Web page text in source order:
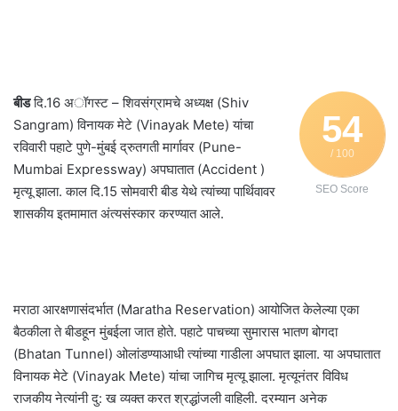
54
/ 100
SEO Score
बीडदि.16 अॉगस्ट – शिवसंग्रामचे अध्यक्ष (Shiv
Sangram) विनायक मेटे (Vinayak Mete) यांचा
रविवारी पहाटे पुणे-मुंबई द्रुतगती मार्गावर (Pune-
Mumbai Expressway) अपघातात (Accident )
मृत्यू झाला. काल दि.15 सोमवारी बीड येथे त्यांच्या पार्थिवावर
शासकीय इतमामात अंत्यसंस्कार करण्यात आले.
मराठा आरक्षणासंदर्भात (Maratha Reservation) आयोजित केलेल्या एका
बैठकीला ते बीडहून मुंबईला जात होते. पहाटे पाचच्या सुमारास भातण बोगदा
(Bhatan Tunnel) ओलांडण्याआधी त्यांच्या गाडीला अपघात झाला. या अपघातात
विनायक मेटे (Vinayak Mete) यांचा जागिच मृत्यू झाला. मृत्यूनंतर विविध
राजकीय नेत्यांनी दु: ख व्यक्त करत श्रद्धांजली वाहिली. दरम्यान अनेक